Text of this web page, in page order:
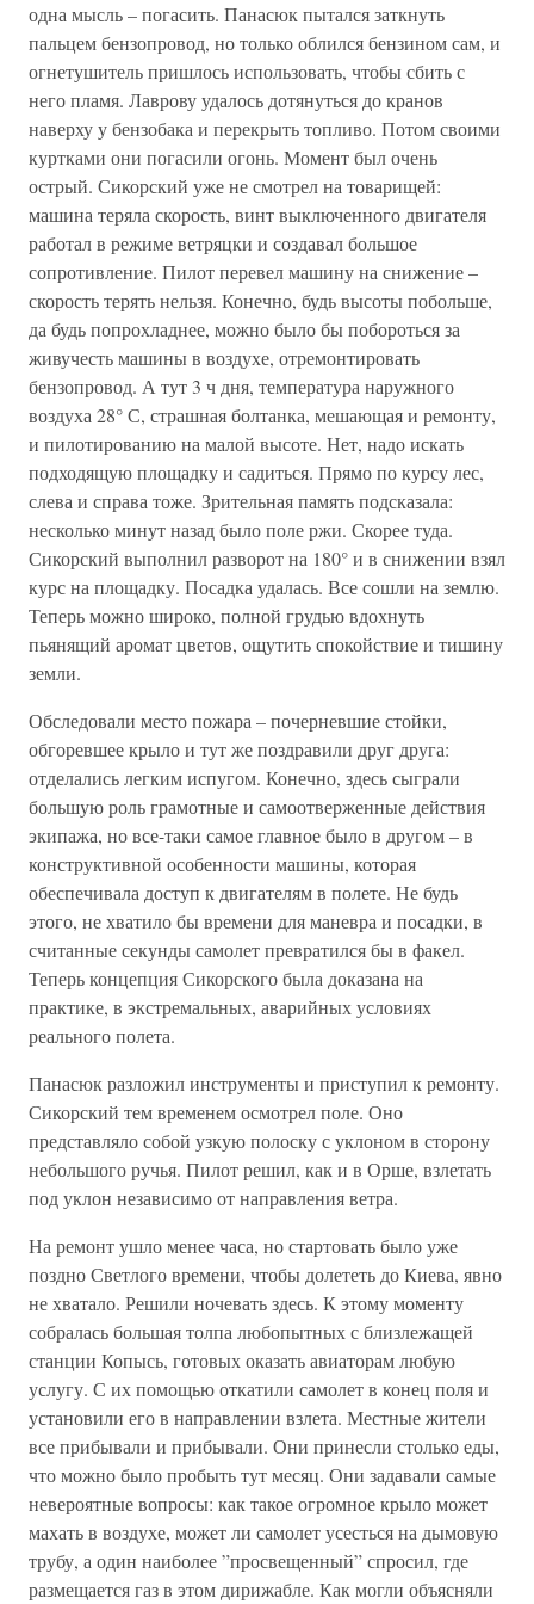
одна мысль – погасить. Панасюк пытался заткнуть
пальцем бензопровод, но только облился бензином сам, и
огнетушитель пришлось использовать, чтобы сбить с
него пламя. Лаврову удалось дотянуться до кранов
наверху у бензобака и перекрыть топливо. Потом своими
куртками они погасили огонь. Момент был очень
острый. Сикорский уже не смотрел на товарищей:
машина теряла скорость, винт выключенного двигателя
работал в режиме ветряцки и создавал большое
сопротивление. Пилот перевел машину на снижение –
скорость терять нельзя. Конечно, будь высоты побольше,
да будь попрохладнее, можно было бы побороться за
живучесть машины в воздухе, отремонтировать
бензопровод. А тут 3 ч дня, температура наружного
воздуха 28° С, страшная болтанка, мешающая и ремонту,
и пилотированию на малой высоте. Нет, надо искать
подходящую площадку и садиться. Прямо по курсу лес,
слева и справа тоже. Зрительная память подсказала:
несколько минут назад было поле ржи. Скорее туда.
Сикорский выполнил разворот на 180° и в снижении взял
курс на площадку. Посадка удалась. Все сошли на землю.
Теперь можно широко, полной грудью вдохнуть
пьянящий аромат цветов, ощутить спокойствие и тишину
земли.
Обследовали место пожара – почерневшие стойки,
обгоревшее крыло и тут же поздравили друг друга:
отделались легким испугом. Конечно, здесь сыграли
большую роль грамотные и самоотверженные действия
экипажа, но все-таки самое главное было в другом – в
конструктивной особенности машины, которая
обеспечивала доступ к двигателям в полете. Не будь
этого, не хватило бы времени для маневра и посадки, в
считанные секунды самолет превратился бы в факел.
Теперь концепция Сикорского была доказана на
практике, в экстремальных, аварийных условиях
реального полета.
Панасюк разложил инструменты и приступил к ремонту.
Сикорский тем временем осмотрел поле. Оно
представляло собой узкую полоску с уклоном в сторону
небольшого ручья. Пилот решил, как и в Орше, взлетать
под уклон независимо от направления ветра.
На ремонт ушло менее часа, но стартовать было уже
поздно Светлого времени, чтобы долететь до Киева, явно
не хватало. Решили ночевать здесь. К этому моменту
собралась большая толпа любопытных с близлежащей
станции Копысь, готовых оказать авиаторам любую
услугу. С их помощью откатили самолет в конец поля и
установили его в направлении взлета. Местные жители
все прибывали и прибывали. Они принесли столько еды,
что можно было пробыть тут месяц. Они задавали самые
невероятные вопросы: как такое огромное крыло может
махать в воздухе, может ли самолет усесться на дымовую
трубу, а один наиболее ”просвещенный” спросил, где
размещается газ в этом дирижабле. Как могли объясняли